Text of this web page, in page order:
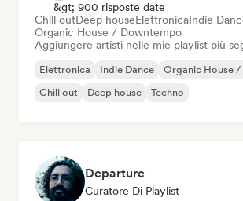
&gt; 900 risposte date
Chill outDeep houseElettronicaIndie
Organic House / Downtempo
Aggiungere artisti nelle mie playlist più
Elettronica Indie Dance
Organic House
Chill out
Deep house Techno
Departure
Curatore Di Playlist